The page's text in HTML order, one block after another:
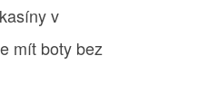
v
mít boty bez